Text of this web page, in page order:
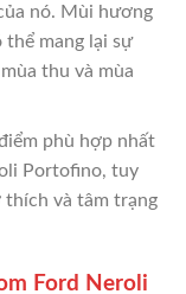
nó. Mùi hương
mang lại sự
thu và mùa
phù hợp nhất
Portofino, tuy
thích và tâm trạng
Ford Neroli